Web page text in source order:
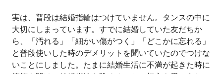
実は、普段は結婚指輪はつけていません。タンスの中に
大切にしまっています。すでに結婚していた友だちか
ら、「汚れる」「細かい傷がつく」「どこかに忘れる」
と普段使いした時のデメリットを聞いていたのでつけな
いことにしました。たまに結婚生活に不満が起きた時に